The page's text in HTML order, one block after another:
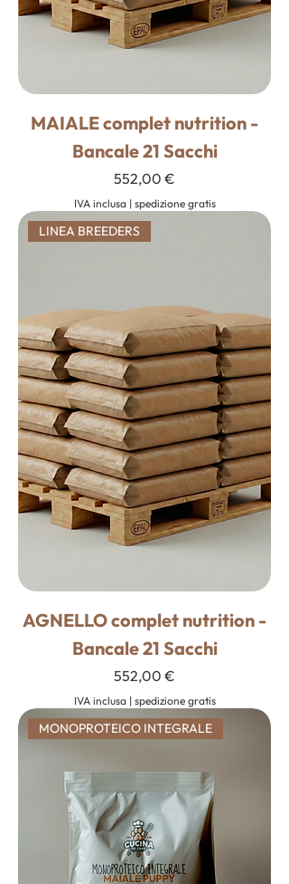
MAIALE complet nutrition -
Bancale 21 Sacchi
Prezzo
552,00 €
IVA inclusa| spedizione gratis
LINEA BREEDERS
AGNELLO complet nutrition -
Bancale 21 Sacchi
Prezzo
552,00 €
IVA inclusa| spedizione gratis
MONOPROTEICO INTEGRALE